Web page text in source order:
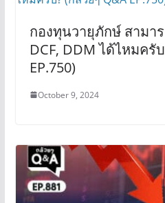
กองทุนวายุภักษ์ สามาร
DCF, DDM ได้ไหมครั
EP.750)
October 9, 2024